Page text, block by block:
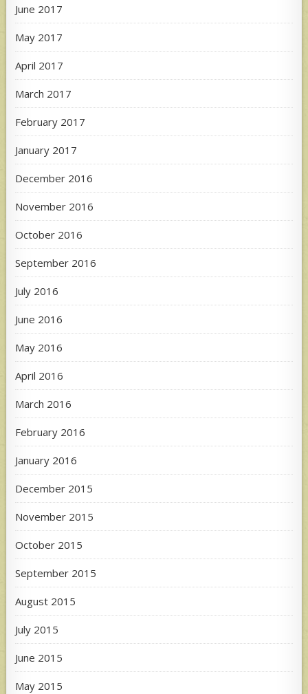
June 2017
May 2017
April 2017
March 2017
February 2017
January 2017
December 2016
November 2016
October 2016
September 2016
July 2016
June 2016
May 2016
April 2016
March 2016
February 2016
January 2016
December 2015
November 2015
October 2015
September 2015
August 2015
July 2015
June 2015
May 2015